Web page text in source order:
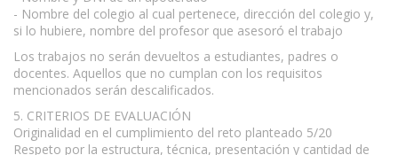
- Nombre del colegio al cual pertenece, dirección del colegio y,
si lo hubiere, nombre del profesor que asesoró el trabajo
Los trabajos no serán devueltos a estudiantes, padres o
docentes. Aquellos que no cumplan con los requisitos
mencionados serán descalificados.
5. CRITERIOS DE EVALUACIÓN
Originalidad en el cumplimiento del reto planteado 5/20
Respeto por la estructura, técnica, presentación y cantidad de